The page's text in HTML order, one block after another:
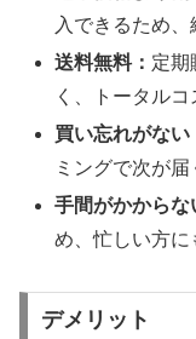
入できるため、
送料無料： 定期
く、トータルコ
買い忘れがない
ミングで次が届
手間がかからな
め、忙しい方に
デメリット